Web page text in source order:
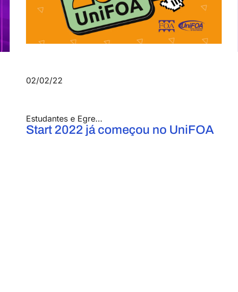
02/02/22
Estudantes e Egressos UniFOA
Start 2022 já começou no UniFOA